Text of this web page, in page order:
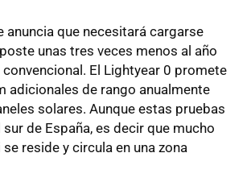
anuncia que necesitará cargarse
unas tres veces menos al año
El Lightyear 0 promete
adicionales de rango anualmente
solares. Aunque estas pruebas
de España, es decir que mucho
reside y circula en una zona